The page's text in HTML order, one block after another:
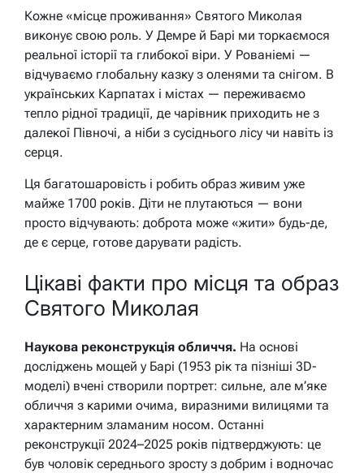
Кожне «місце проживання» Святого Миколая
виконує свою роль. У Демре й Барі ми торкаємося
реальної історії та глибокої віри. У Рованіемі —
відчуваємо глобальну казку з оленями та снігом. В
українських Карпатах і містах — переживаємо
тепло рідної традиції, де чарівник приходить не з
далекої Півночі, а ніби з сусіднього лісу чи навіть із
серця.
Ця багатошаровість і робить образ живим уже
майже 1700 років. Діти не плутаються — вони
просто відчувають: доброта може «жити» будь-де,
де є серце, готове дарувати радість.
Цікаві факти про місця та образ
Святого Миколая
Наукова реконструкція обличчя. На основі
досліджень мощей у Барі (1953 рік та пізніші 3D-
моделі) вчені створили портрет: сильне, але м’яке
обличчя з карими очима, виразними вилицями та
характерним зламаним носом. Останні
реконструкції 2024–2025 років підтверджують: це
був чоловік середнього зросту з добрим і водночас